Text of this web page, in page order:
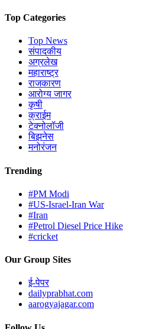
Top Categories
Top News
संपादकीय
अग्रलेख
महाराष्ट्र
राजकारण
आरोग्य जागर
कृषी
क्राईम
टेक्नोलॉजी
बिझनेस
मनोरंजन
Trending
#PM Modi
#US-Israel-Iran War
#Iran
#Petrol Diesel Price Hike
#cricket
Our Group Sites
ई-पेपर
dailyprabhat.com
aarogyajagar.com